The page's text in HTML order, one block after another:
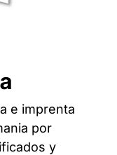
e imprenta
por
y